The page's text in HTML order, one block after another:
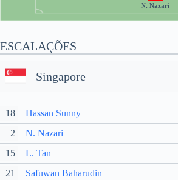
N. Nazari
ESCALAÇÕES
Singapore
18 Hassan Sunny
2 N. Nazari
15 L. Tan
21 Safuwan Baharudin